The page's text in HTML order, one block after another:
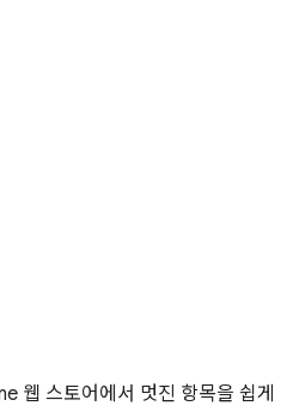
웹 스토어에서 멋진 항목을 쉽게